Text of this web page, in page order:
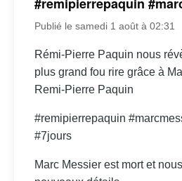
Publié le samedi 1 août à 02:31
Rémi-Pierre Paquin nous
plus grand fou rire grâce à
Remi-Pierre Paquin
#remipierrepaquin
#7jours
Marc Messier est mort et